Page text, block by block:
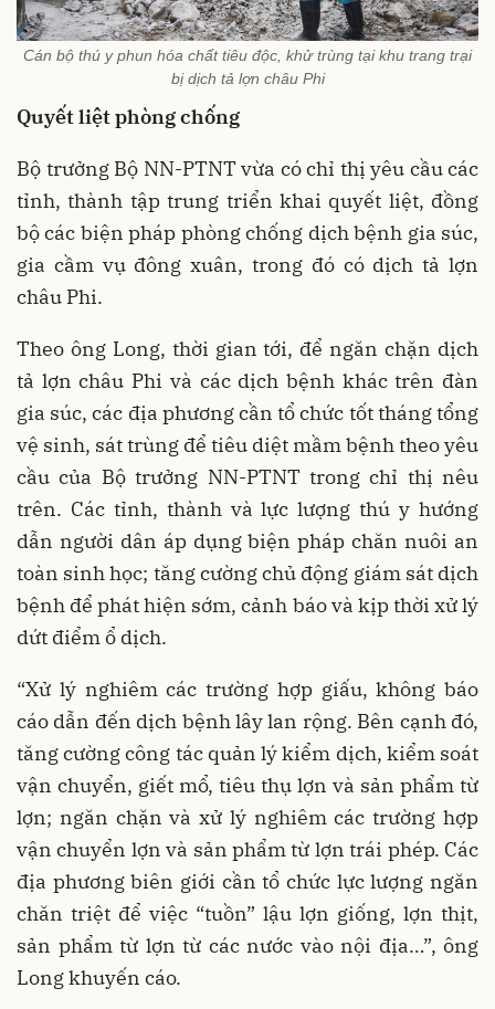
Cán bộ thú y phun hóa chất tiêu độc, khử trùng tại khu trang trại
bị dịch tả lợn châu Phi
Quyết liệt phòng chống
Bộ trưởng Bộ NN-PTNT vừa có chỉ thị yêu cầu các
tỉnh, thành tập trung triển khai quyết liệt, đồng
bộ các biện pháp phòng chống dịch bệnh gia súc,
gia cầm vụ đông xuân, trong đó có dịch tả lợn
châu Phi.
Theo ông Long, thời gian tới, để ngăn chặn dịch
tả lợn châu Phi và các dịch bệnh khác trên đàn
gia súc, các địa phương cần tổ chức tốt tháng tổng
vệ sinh, sát trùng để tiêu diệt mầm bệnh theo yêu
cầu của Bộ trưởng NN-PTNT trong chỉ thị nêu
trên. Các tỉnh, thành và lực lượng thú y hướng
dẫn người dân áp dụng biện pháp chăn nuôi an
toàn sinh học; tăng cường chủ động giám sát dịch
bệnh để phát hiện sớm, cảnh báo và kịp thời xử lý
dứt điểm ổ dịch.
“Xử lý nghiêm các trường hợp giấu, không báo
cáo dẫn đến dịch bệnh lây lan rộng. Bên cạnh đó,
tăng cường công tác quản lý kiểm dịch, kiểm soát
vận chuyển, giết mổ, tiêu thụ lợn và sản phẩm từ
lợn; ngăn chặn và xử lý nghiêm các trường hợp
vận chuyển lợn và sản phẩm từ lợn trái phép. Các
địa phương biên giới cần tổ chức lực lượng ngăn
chăn triệt để việc “tuồn” lậu lợn giống, lợn thịt,
sản phẩm từ lợn từ các nước vào nội địa…”, ông
Long khuyến cáo.